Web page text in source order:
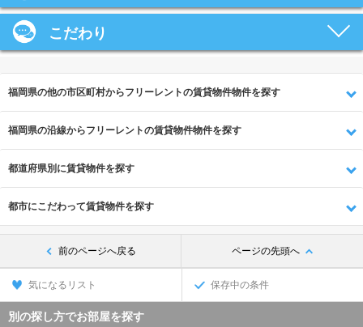
こだわり
福岡県の他の市区町村からフリーレントの賃貸物件物件を探す
福岡県の沿線からフリーレントの賃貸物件物件を探す
都道府県別に賃貸物件を探す
都市にこだわって賃貸物件を探す
前のページへ戻る ページの先頭へ
気になるリスト 保存中の条件
別の探し方でお部屋を探す